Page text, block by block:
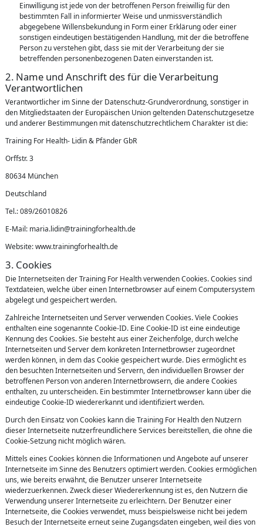
Einwilligung ist jede von der betroffenen Person freiwillig für den
bestimmten Fall in informierter Weise und unmissverständlich
abgegebene Willensbekundung in Form einer Erklärung oder einer
sonstigen eindeutigen bestätigenden Handlung, mit der die betroffene
Person zu verstehen gibt, dass sie mit der Verarbeitung der sie
betreffenden personenbezogenen Daten einverstanden ist.
2. Name und Anschrift des für die Verarbeitung
Verantwortlichen
Verantwortlicher im Sinne der Datenschutz-Grundverordnung, sonstiger in
den Mitgliedstaaten der Europäischen Union geltenden Datenschutzgesetze
und anderer Bestimmungen mit datenschutzrechtlichem Charakter ist die:
Training For Health- Lidin & Pfänder GbR
Orffstr. 3
80634 München
Deutschland
Tel.: 089/26010826
E-Mail: maria.lidin@trainingforhealth.de
Website: www.trainingforhealth.de
3. Cookies
Die Internetseiten der Training For Health verwenden Cookies. Cookies sind
Textdateien, welche über einen Internetbrowser auf einem Computersystem
abgelegt und gespeichert werden.
Zahlreiche Internetseiten und Server verwenden Cookies. Viele Cookies
enthalten eine sogenannte Cookie-ID. Eine Cookie-ID ist eine eindeutige
Kennung des Cookies. Sie besteht aus einer Zeichenfolge, durch welche
Internetseiten und Server dem konkreten Internetbrowser zugeordnet
werden können, in dem das Cookie gespeichert wurde. Dies ermöglicht es
den besuchten Internetseiten und Servern, den individuellen Browser der
betroffenen Person von anderen Internetbrowsern, die andere Cookies
enthalten, zu unterscheiden. Ein bestimmter Internetbrowser kann über die
eindeutige Cookie-ID wiedererkannt und identifiziert werden.
Durch den Einsatz von Cookies kann die Training For Health den Nutzern
dieser Internetseite nutzerfreundlichere Services bereitstellen, die ohne die
Cookie-Setzung nicht möglich wären.
Mittels eines Cookies können die Informationen und Angebote auf unserer
Internetseite im Sinne des Benutzers optimiert werden. Cookies ermöglichen
uns, wie bereits erwähnt, die Benutzer unserer Internetseite
wiederzuerkennen. Zweck dieser Wiedererkennung ist es, den Nutzern die
Verwendung unserer Internetseite zu erleichtern. Der Benutzer einer
Internetseite, die Cookies verwendet, muss beispielsweise nicht bei jedem
Besuch der Internetseite erneut seine Zugangsdaten eingeben, weil dies von